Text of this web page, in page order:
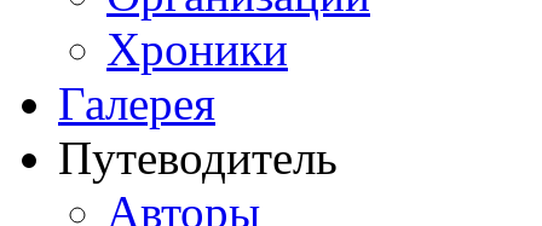
Хроники
Галерея
Путеводитель
Авторы